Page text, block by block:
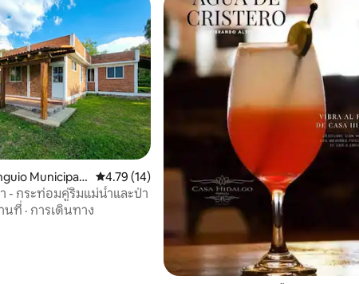
วิว
Municipalit คะแนนเฉลี่ย 4.79 จาก 5, 14 รีวิว
4.79 (14)
- กระท่อมคู่ริมแม่น้ำและป่า
นที่ · การเดินทาง